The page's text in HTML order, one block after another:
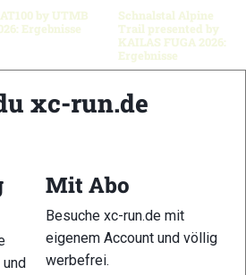
by UTMB
Ergebnisse
Schnalstal Alpine
Trail presented by
KAILAS FUGA 2026:
Ergebnisse
Trailrunning-Portal mit
Szene, einer Traildatenbank,
und allem was du sonst noch über
solltest.
xc-run.de
Mit Abo
Besuche xc-run.de mit
eigenem Account und völlig
werbefrei.